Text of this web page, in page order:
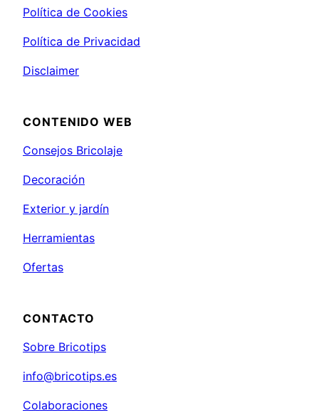
Política de Cookies
Política de Privacidad
Disclaimer
CONTENIDO WEB
Consejos Bricolaje
Decoración
Exterior y jardín
Herramientas
Ofertas
CONTACTO
Sobre Bricotips
info@bricotips.es
Colaboraciones